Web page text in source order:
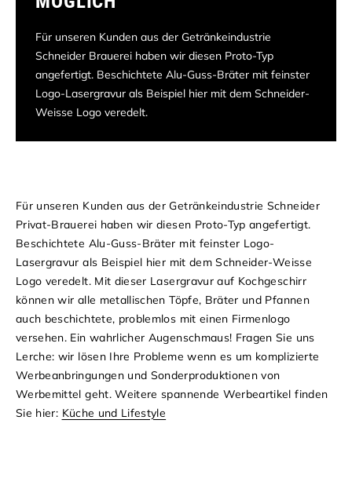
Für unseren Kunden aus der Getränkeindustrie
Schneider Brauerei haben wir diesen Proto-Typ
angefertigt. Beschichtete Alu-Guss-Bräter mit feinster
Logo-Lasergravur als Beispiel hier mit dem Schneider-
Weisse Logo veredelt.
Für unseren Kunden aus der Getränkeindustrie Schneider
Privat-Brauerei haben wir diesen Proto-Typ angefertigt.
Beschichtete Alu-Guss-Bräter mit feinster Logo-
Lasergravur als Beispiel hier mit dem Schneider-Weisse
Logo veredelt. Mit dieser Lasergravur auf Kochgeschirr
können wir alle metallischen Töpfe, Bräter und Pfannen
auch beschichtete, problemlos mit einen Firmenlogo
versehen. Ein wahrlicher Augenschmaus! Fragen Sie uns
Lerche: wir lösen Ihre Probleme wenn es um komplizierte
Werbeanbringungen und Sonderproduktionen von
Werbemittel geht.Weitere spannende Werbeartikel finden
Sie hier: Küche und Lifestyle